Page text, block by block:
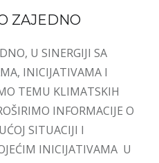
ZAJEDNO
U SINERGIJI SA
INICIJATIVAMA I
TEMU KLIMATSKIH
INFORMACIJE O
SITUACIJI I
INICIJATIVAMA U